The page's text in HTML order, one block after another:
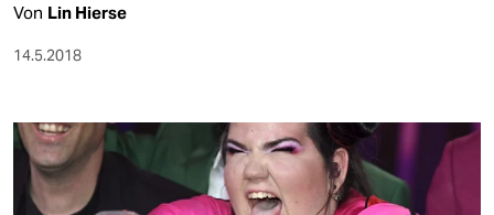
Von Lin Hierse
14.5.2018